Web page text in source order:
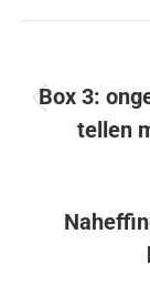
Box 3:
tellen